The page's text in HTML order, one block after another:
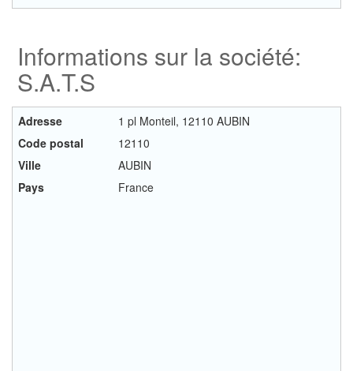
Informations sur la société:
S.A.T.S
Adresse
1 pl Monteil, 12110 AUBIN
Code postal
12110
Ville
AUBIN
Pays
France